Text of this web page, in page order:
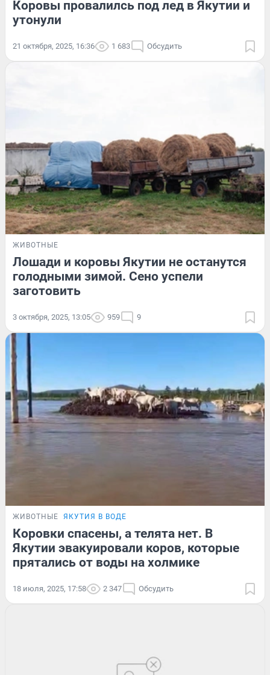
Коровы провалилсь под лед в Якутии и
утонули
21 октября, 2025, 16:36 1 683 Обсудить
ЖИВОТНЫЕ
Лошади и коровы Якутии не останутся
голодными зимой. Сено успели
заготовить
3 октября, 2025, 13:05 959 9
ЖИВОТНЫЕ ЯКУТИЯ В ВОДЕ
Коровки спасены, а телята нет. В
Якутии эвакуировали коров, которые
прятались от воды на холмике
18 июля, 2025, 17:58 2 347 Обсудить